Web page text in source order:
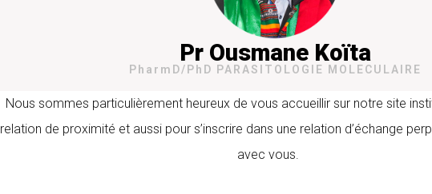
Pr Ousmane Koïta
PharmD/PhD PARASITOLOGIE MOLECULAIRE
Nous sommes particulièrement heureux de vous accueillir sur notre site
relation de proximité et aussi pour s’inscrire dans une relation d’échange
avec vous.